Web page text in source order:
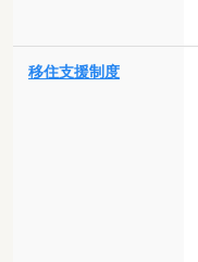
移住支援制度